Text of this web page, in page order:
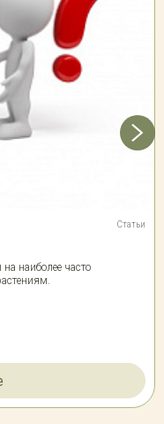
Статьи
наиболее часто